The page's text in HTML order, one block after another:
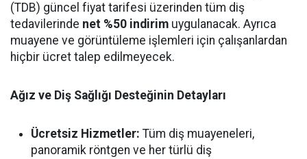
(TDB) güncel fiyat tarifesi üzerinden tüm diş
tedavilerinde net %50 indirim uygulanacak. Ayrıca
muayene ve görüntüleme işlemleri için çalışanlardan
hiçbir ücret talep edilmeyecek.
Ağız ve Diş Sağlığı Desteğinin Detayları
Ücretsiz Hizmetler: Tüm diş muayeneleri,
panoramik röntgen ve her türlü diş